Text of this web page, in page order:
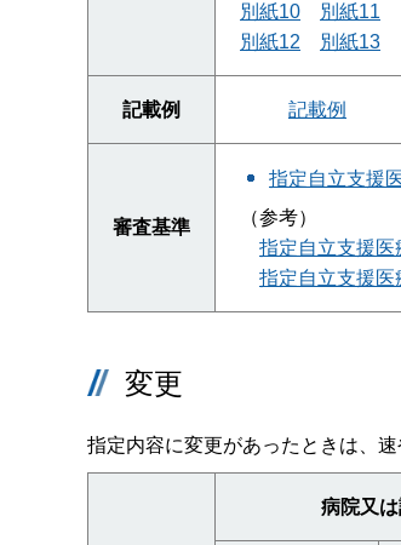
別紙10
別紙11
別紙12
別紙13
記載例 記載例
審査基準
指定自立支援
（参考）
指定自立支援
指定自立支援
変更
指定内容に変更があったときは、
病院又